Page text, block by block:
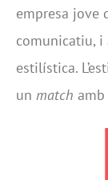
empresa jove
comunicatiu,
estilística.
un match amb